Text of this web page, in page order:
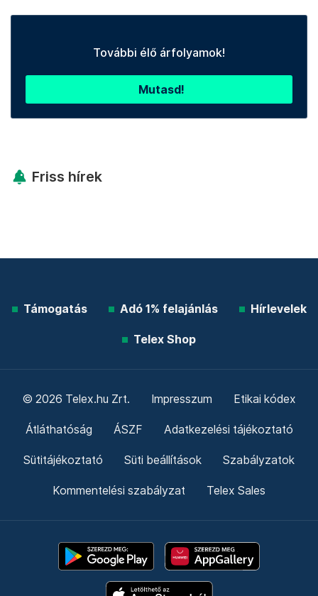
További élő árfolyamok!
Mutasd!
Friss hírek
Támogatás Adó 1% felajánlás Hírlevelek
Telex Shop
© 2026 Telex.hu Zrt. Impresszum Etikai kódex
Átláthatóság ÁSZF Adatkezelési tájékoztató
Sütitájékoztató Süti beállítások Szabályzatok
Kommentelési szabályzat Telex Sales